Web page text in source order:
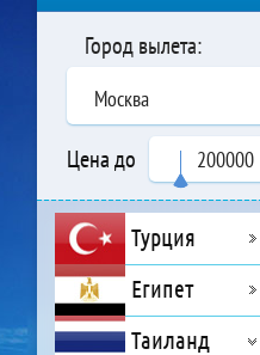
Город вылета:
Москва
Цена до
Турция
Египет
Таиланд